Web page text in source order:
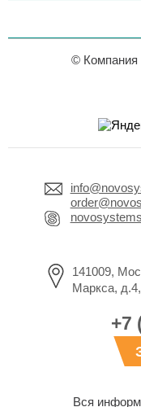
©
novosystems
141009,
Маркса,
+7
Вся